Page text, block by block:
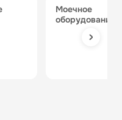
моечное
оборудование